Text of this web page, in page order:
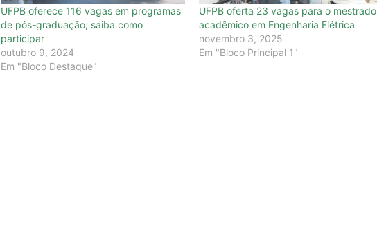
UFPB oferece 116 vagas em programas
de pós-graduação; saiba como
participar
outubro 9, 2024
Em "Bloco Destaque"
UFPB oferta 23 vagas para o mestrado
acadêmico em Engenharia Elétrica
novembro 3, 2025
Em "Bloco Principal 1"